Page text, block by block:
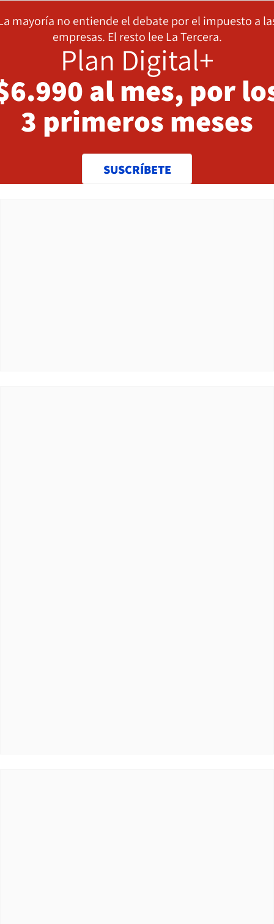
mayoría no entiende el debate por el impuesto a
empresas. El resto lee La Tercera.
Plan Digital+
al mes, por
3 primeros meses
SUSCRÍBETE